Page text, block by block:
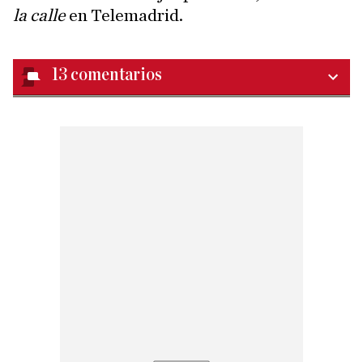
la calleen Telemadrid.
13 comentarios